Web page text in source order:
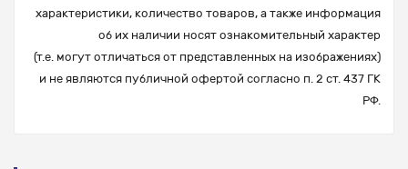
характеристики, количество товаров, а также информация
об их наличии носят ознакомительный характер
(т.е. могут отличаться от представленных на изображениях)
и не являются публичной офертой согласно п. 2 ст. 437 ГК
РФ.